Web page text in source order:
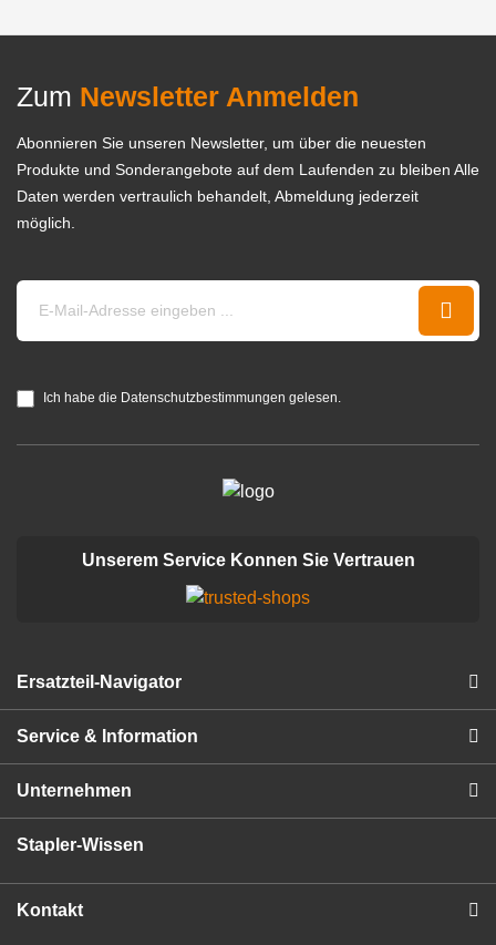
Zum Newsletter Anmelden
Abonnieren Sie unseren Newsletter, um über die neuesten
Produkte und Sonderangebote auf dem Laufenden zu bleiben Alle
Daten werden vertraulich behandelt, Abmeldung jederzeit
möglich.
Ich habe die Datenschutzbestimmungen gelesen.
Unserem Service Konnen Sie Vertrauen
Ersatzteil-Navigator
Service & Information
Unternehmen
Stapler-Wissen
Kontakt